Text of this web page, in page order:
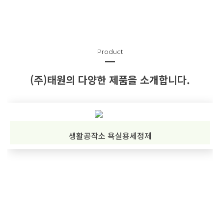
Product
(주)태원의 다양한 제품을 소개합니다.
생활공작소 욕실용세정제